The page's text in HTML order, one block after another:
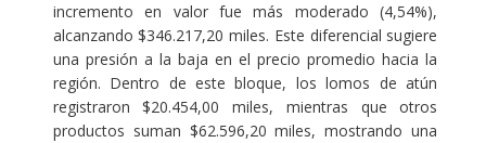
incremento en valor fue más moderado (4,54%),
alcanzando $346.217,20 miles. Este diferencial sugiere
una presión a la baja en el precio promedio hacia la
región. Dentro de este bloque, los lomos de atún
registraron $20.454,00 miles, mientras que otros
productos suman $62.596,20 miles, mostrando una